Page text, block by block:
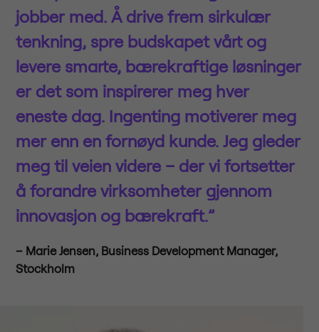
jobber med. Å drive frem sirkulær
tenkning, spre budskapet vårt og
levere smarte, bærekraftige løsninger
er det som inspirerer meg hver
eneste dag. Ingenting motiverer meg
mer enn en fornøyd kunde. Jeg gleder
meg til veien videre – der vi fortsetter
å forandre virksomheter gjennom
innovasjon og bærekraft.”
– Marie Jensen, Business Development Manager,
Stockholm